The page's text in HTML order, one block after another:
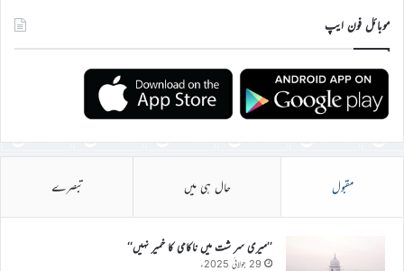
موبائل فون ایپ
مقبول حال ہی میں تبصرے
’’میری سر شت میں ناکامی کا خمیر نہیں‘‘
29 جولائی 2025ء